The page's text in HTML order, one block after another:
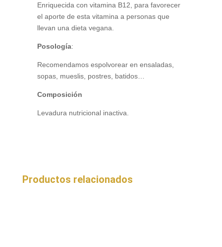
Enriquecida con vitamina B12, para favorecer
el aporte de esta vitamina a personas que
llevan una dieta vegana.
Posología:
Recomendamos espolvorear en ensaladas,
sopas, mueslis, postres, batidos…
Composición
Levadura nutricional inactiva.
Productos relacionados